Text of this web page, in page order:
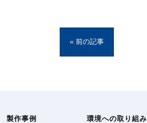
« 前の記事
製作事例 環境への取り組み